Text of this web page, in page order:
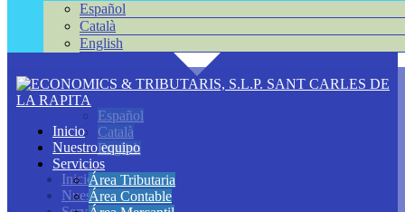
Español
Català
English
Inicio
Nuestro equipo
Servicios
Área Tributaria
Área Contable
Español
Català
English
Inicio
Nuestro equipo